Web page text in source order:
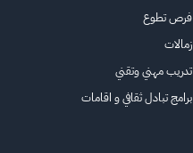
فرص تطوع
زمالات
تدريب مهني وتقني
برامج تبادل ثقافي و اقامات